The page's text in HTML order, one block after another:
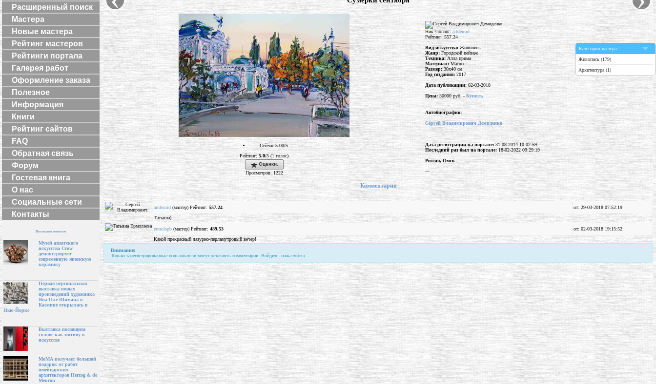
Расширенный поиск
Мастера
Новые мастера
Рейтинг мастеров
Рейтинги портала
Галерея работ
Оформление заказа
Полезное
Информация
Книги
Рейтинг сайтов
FAQ
Обратная связь
Форум
Гостевая книга
О нас
Социальные сети
Контакты
Последние новости
Музей азиатского
искусства Crow
демонстрирует
современную японскую
керамику
Первая персональная
выставка новых
произведений художника
Яна-Оле Шимана в
Касмине открылась в
Нью-Йорке
Выставка посвящена
голове как мотиву в
искусстве
МоМА получает большой
подарок от работ
швейцарских
архитекторов Herzog & de
Meuron
Сейчас 5.00/5
Рейтинг:5.0/5 (1 голос)
Оценки.
Просмотров: 1222
Ник /логин/:artdemid
Рейтинг: 557.24
Вид искусства:Живопись
Жанр:Городской пейзаж
Техника:Алла прима
Материал:Масло
Размер:30x40 см
Год создания:2017
Дата публикации:02-03-2018
Цена:30000 руб. -Купить
Категории мастера
Живопись (179)
Архитектура (1)
Автобиография:
Сергей Владимирович Демиденко
Дата регистрации на портале: 31-08-2014 10:02:59
Последний раз был на портале:18-02-2022 09:29:19
Россия, Омск
---
Комментарии
artdemid (мастер) Рейтинг: 557.24
от: 29-03-2018 07:52:19
Татьяна)
ermolspb (мастер) Рейтинг: 489.53
от: 02-03-2018 19:15:52
Какой прекрасный лазурно-перламутровый вечер!
Внимание:
Только зарегистрированные пользователи могут оставлять комментарии. Войдите, пожалуйста.